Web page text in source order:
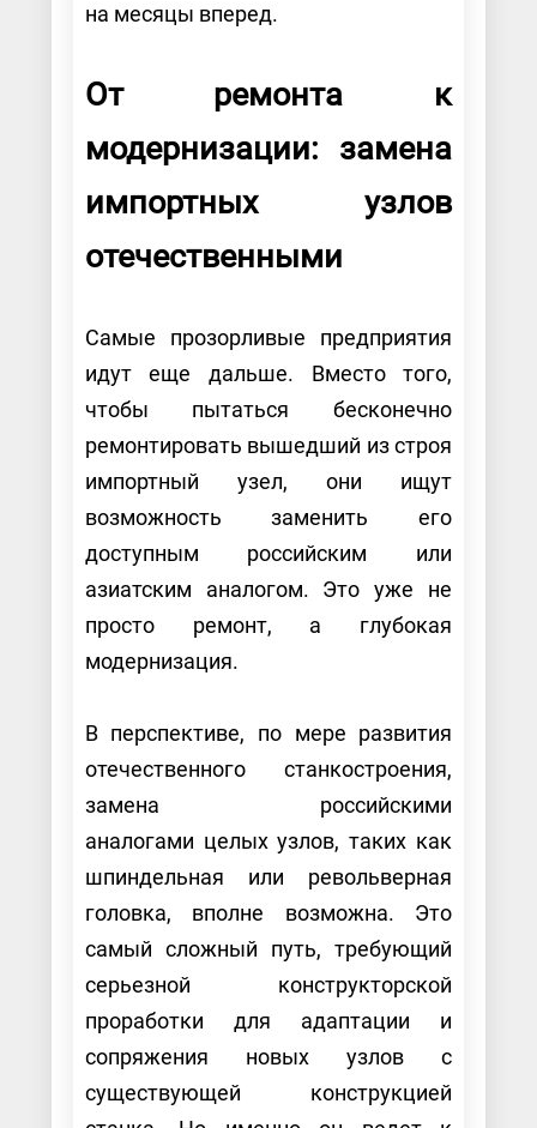
на месяцы вперед.
От ремонта к
модернизации: замена
импортных узлов
отечественными
Самые прозорливые предприятия
идут еще дальше. Вместо того,
чтобы пытаться бесконечно
ремонтировать вышедший из строя
импортный узел, они ищут
возможность заменить его
доступным российским или
азиатским аналогом. Это уже не
просто ремонт, а глубокая
модернизация.
В перспективе, по мере развития
отечественного станкостроения,
замена российскими
аналогами целых узлов, таких как
шпиндельная или револьверная
головка, вполне возможна. Это
самый сложный путь, требующий
серьезной конструкторской
проработки для адаптации и
сопряжения новых узлов с
существующей конструкцией